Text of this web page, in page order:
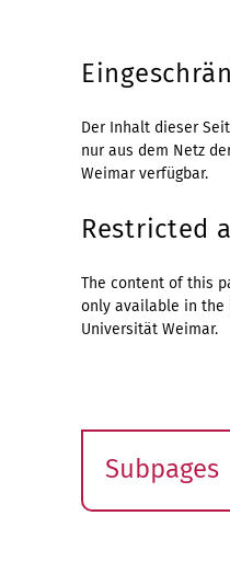
Der Inhalt dieser
nur aus dem Netz
Weimar verfügbar.
Restricted
The content of this
only available in the
Universität Weimar.
Subpages